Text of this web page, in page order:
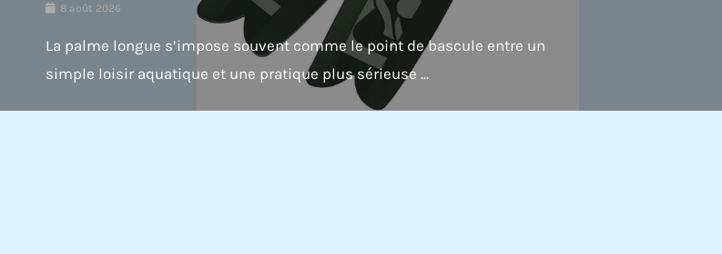
8 août 2026
La palme longue s’impose souvent comme le point de bascule entre un
simple loisir aquatique et une pratique plus sérieuse ...